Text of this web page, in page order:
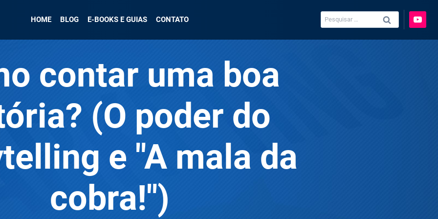
HOME BLOG E-BOOKS E GUIAS CONTATO
Pesquisar
por:
contar uma boa
(O poder do
e "A mala da
cobra!")